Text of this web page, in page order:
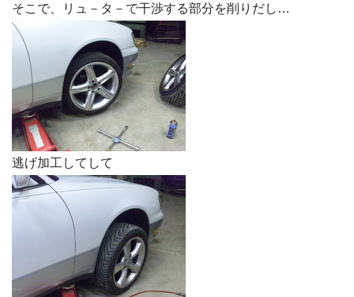
そこで、リュ－タ－で干渉する部分を削りだし…
逃げ加工してして